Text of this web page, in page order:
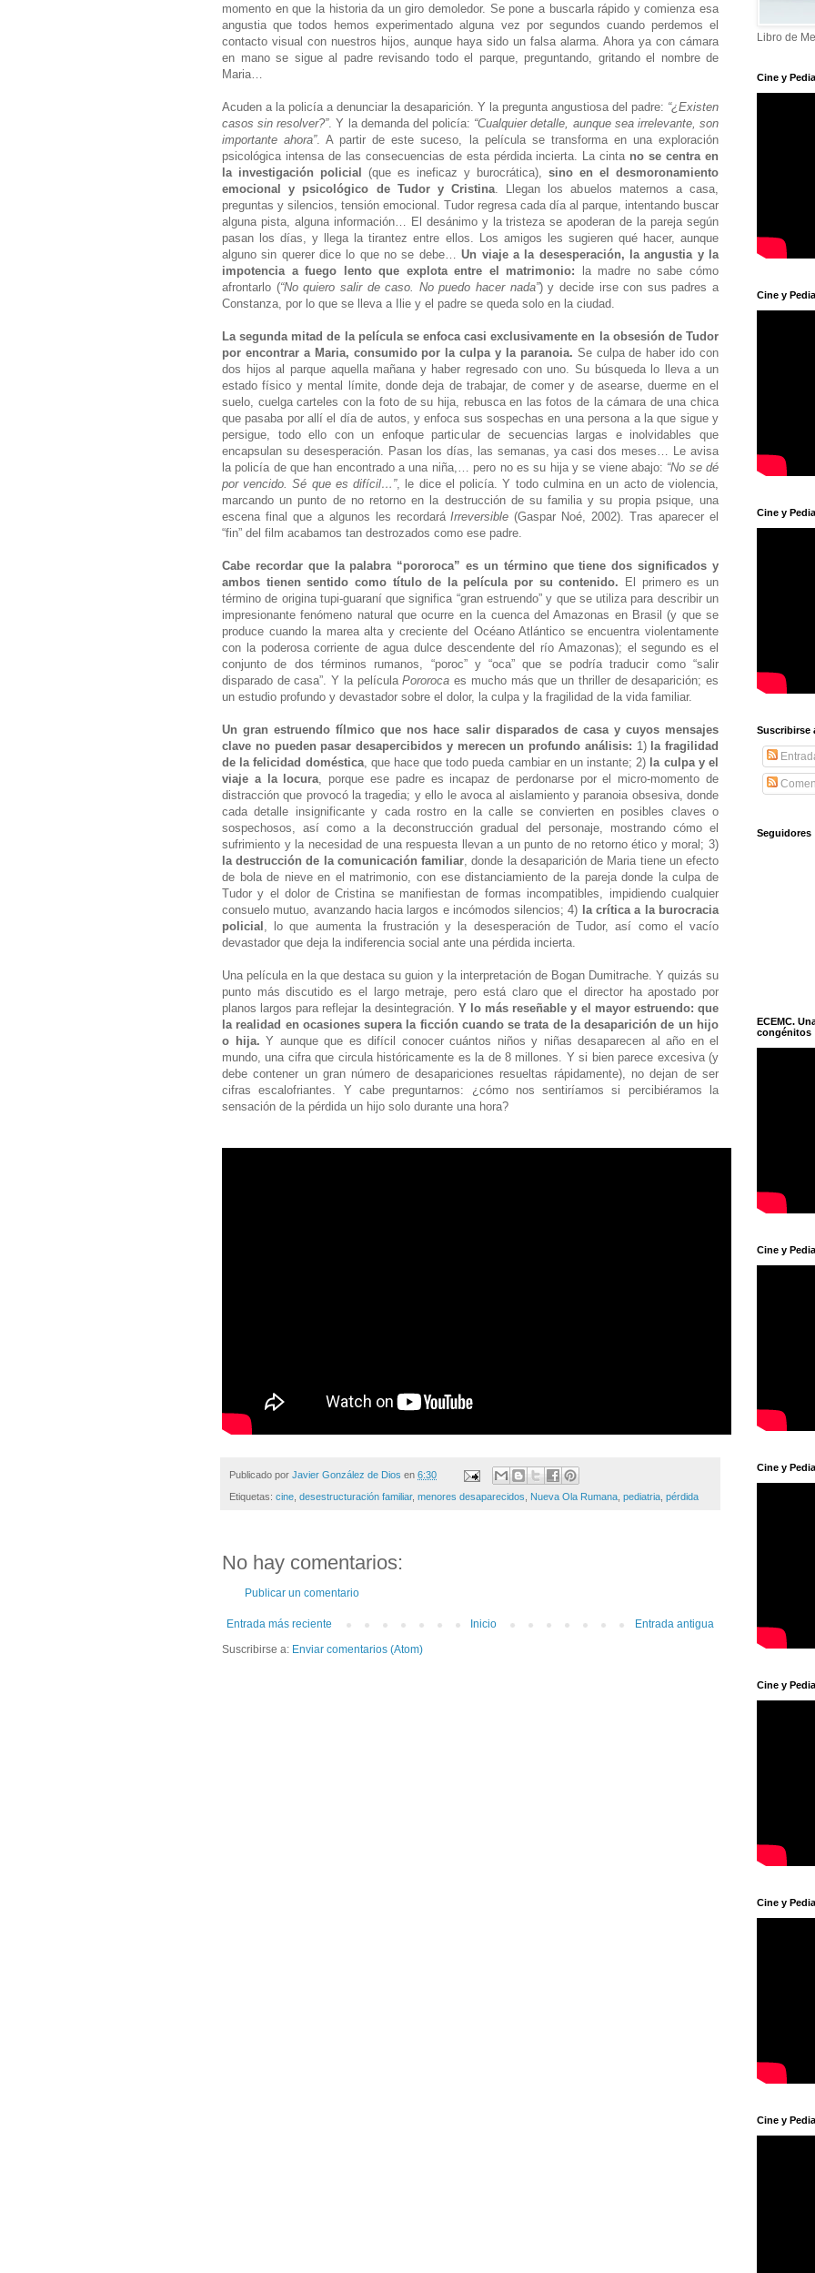
momento en que la historia da un giro demoledor. Se pone a buscarla rápido y comienza esa
angustia que todos hemos experimentado alguna vez por segundos cuando perdemos el
contacto visual con nuestros hijos, aunque haya sido un falsa alarma. Ahora ya con cámara
en mano se sigue al padre revisando todo el parque, preguntando, gritando el nombre de
Maria…
Acuden a la policía a denunciar la desaparición. Y la pregunta angustiosa del padre: “¿Existen
casos sin resolver?”. Y la demanda del policía: “Cualquier detalle, aunque sea irrelevante, son
importante ahora”. A partir de este suceso, la película se transforma en una exploración
psicológica intensa de las consecuencias de esta pérdida incierta. La cinta no se centra en
la investigación policial
(que es ineficaz y burocrática), sino en el desmoronamiento
emocional y psicológico de Tudor y Cristina . Llegan los abuelos maternos a casa,
preguntas y silencios, tensión emocional. Tudor regresa cada día al parque, intentando buscar
alguna pista, alguna información… El desánimo y la tristeza se apoderan de la pareja según
pasan los días, y llega la tirantez entre ellos. Los amigos les sugieren qué hacer, aunque
alguno sin querer dice lo que no se debe…Un viaje a la desesperación, la angustia y la
impotencia a fuego lento que explota entre el matrimonio: la madre no sabe cómo
afrontarlo (“No quiero salir de caso. No puedo hacer nada”) y decide irse con sus padres a
Constanza, por lo que se lleva a Ilie y el padre se queda solo en la ciudad.
La segunda mitad de la película se enfoca casi exclusivamente en la obsesión de Tudor
por encontrar a Maria, consumido por la culpa y la paranoia. Se culpa de haber ido con
dos hijos al parque aquella mañana y haber regresado con uno. Su búsqueda lo lleva a un
estado físico y mental límite, donde deja de trabajar, de comer y de asearse, duerme en el
suelo, cuelga carteles con la foto de su hija, rebusca en las fotos de la cámara de una chica
que pasaba por allí el día de autos, y enfoca sus sospechas en una persona a la que sigue y
persigue, todo ello con un enfoque particular de secuencias largas e inolvidables que
encapsulan su desesperación. Pasan los días, las semanas, ya casi dos meses… Le avisa
la policía de que han encontrado a una niña,… pero no es su hija y se viene abajo: “No se dé
por vencido. Sé que es difícil…”, le dice el policía. Y todo culmina en un acto de violencia,
marcando un punto de no retorno en la destrucción de su familia y su propia psique, una
escena final que a algunos les recordaráIrreversible (Gaspar Noé, 2002). Tras aparecer el
“fin” del film acabamos tan destrozados como ese padre.
Cabe recordar que la palabra “pororoca” es un término que tiene dos significados y
ambos tienen sentido como título de la película por su contenido. El primero es un
término de origina tupi-guaraní que significa “gran estruendo” y que se utiliza para describir un
impresionante fenómeno natural que ocurre en la cuenca del Amazonas en Brasil (y que se
produce cuando la marea alta y creciente del Océano Atlántico se encuentra violentamente
con la poderosa corriente de agua dulce descendente del río Amazonas); el segundo es el
conjunto de dos términos rumanos, “poroc” y “oca” que se podría traducir como “salir
disparado de casa”. Y la películaPororoca es mucho más que un thriller de desaparición; es
un estudio profundo y devastador sobre el dolor, la culpa y la fragilidad de la vida familiar.
Un gran estruendo fílmico que nos hace salir disparados de casa y cuyos mensajes
clave no pueden pasar desapercibidos y merecen un profundo análisis: 1) la fragilidad
de la felicidad doméstica, que hace que todo pueda cambiar en un instante; 2) la culpa y el
viaje a la locura , porque ese padre es incapaz de perdonarse por el micro-momento de
distracción que provocó la tragedia; y ello le avoca al aislamiento y paranoia obsesiva, donde
cada detalle insignificante y cada rostro en la calle se convierten en posibles claves o
sospechosos, así como a la deconstrucción gradual del personaje, mostrando cómo el
sufrimiento y la necesidad de una respuesta llevan a un punto de no retorno ético y moral; 3)
la destrucción de la comunicación familiar , donde la desaparición de Maria tiene un efecto
de bola de nieve en el matrimonio, con ese distanciamiento de la pareja donde la culpa de
Tudor y el dolor de Cristina se manifiestan de formas incompatibles, impidiendo cualquier
consuelo mutuo, avanzando hacia largos e incómodos silencios; 4) la crítica a la burocracia
policial
, lo que aumenta la frustración y la desesperación de Tudor, así como el vacío
devastador que deja la indiferencia social ante una pérdida incierta.
Una película en la que destaca su guion y la interpretación de Bogan Dumitrache. Y quizás su
punto más discutido es el largo metraje, pero está claro que el director ha apostado por
planos largos para reflejar la desintegración. Y lo más reseñable y el mayor estruendo: que
la realidad en ocasiones supera la ficción cuando se trata de la desaparición de un hijo
o hija. Y aunque que es difícil conocer cuántos niños y niñas desaparecen al año en el
mundo, una cifra que circula históricamente es la de 8 millones. Y si bien parece excesiva (y
debe contener un gran número de desapariciones resueltas rápidamente), no dejan de ser
cifras escalofriantes. Y cabe preguntarnos: ¿cómo nos sentiríamos si percibiéramos la
sensación de la pérdida un hijo solo durante una hora?
Publicado por Javier González de Dios en 6:30
Etiquetas: cine desestructuración familiar, menores desaparecidos Nueva Ola Rumana pediatria pérdida
No hay comentarios:
Publicar un comentario
Entrada más reciente Entrada antigua
Inicio
Suscribirse a: Enviar comentarios (Atom)
Libro de
Cine y
Cine y
Cine y
Suscribirse
Seguidores
ECEMC.
congénitos
Cine y
Cine y
Cine y
Cine y
Cine y